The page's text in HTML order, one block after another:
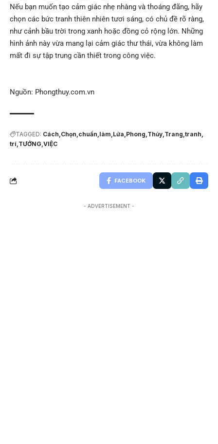
Nếu bạn muốn tạo cảm giác nhẹ nhàng và thoáng đãng, hãy
chọn các bức tranh thiên nhiên tươi sáng, có chủ đề rõ ràng,
như cảnh bầu trời trong xanh hoặc đồng cỏ rộng lớn. Những
hình ảnh này vừa mang lại cảm giác thư thái, vừa không làm
mất đi sự tập trung cần thiết trong công việc.
Nguồn: Phongthuy.com.vn
TAGGED: Cách Chọn chuẩn làm Lửa Phong Thủy Trang tranh
trí TƯỚNG VIỆC
FACEBOOK
- ADVERTISEMENT -